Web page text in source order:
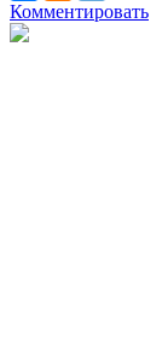
Комментировать